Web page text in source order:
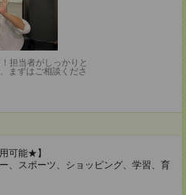
担当者がしっかりと
まずはご相談くださ
可能★】
、スポーツ、ショッピング、学習、育